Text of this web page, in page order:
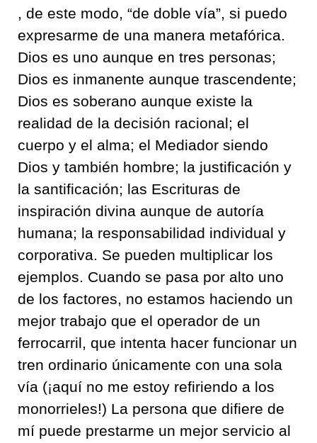
, de este modo, “de doble vía” si puedo
expresarme de una manera metafórica.
Dios es uno aunque en tres personas;
Dios es inmanente aunque trascendente;
Dios es soberano aunque existe la
realidad de la decisión racional; el
cuerpo y el alma; el Mediador siendo
Dios y también hombre; la justificación y
la santificación; las Escrituras de
inspiración divina aunque de autoría
humana; la responsabilidad individual y
corporativa
Se pueden multiplicar los
ejemplos. Cuando se pasa por alto uno
de los factores, no estamos haciendo un
mejor trabajo que el operador de un
ferrocarril que intenta hacer funcionar un
tren ordinario únicamente con una sola
vía (¡aquí no me estoy refiriendo a los
monorrieles!) La persona que difiere de
mí puede prestarme un mejor servicio al